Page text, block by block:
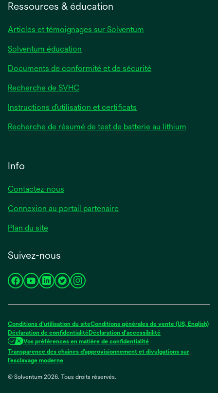
onglet
Ressources & éducation
Articles et témoignages sur Solventum
Solventum éducation
Documents de conformité et de sécurité
Recherche de SVHC
Instructions d’utilisation et certificats
Recherche de résumé de test de batterie au lithium
Info
Contactez-nous
Connexion au portail partenaire
Plan du site
Suivez-nous
s’ouvre
nouvel
onglet
s’ouvre
nouvel
onglet
s’ouvre
nouvel
onglet
s’ouvre
nouvel
onglet
s’ouvre
nouvel
onglet
Conditions d’utilisation du siteConditions générales de vente (US, English)
Déclaration de confidentialitéDéclaration d'accessibilité
Vos préférences en matière de confidentialité
Transparence des chaînes d’approvisionnement et divulgations sur
l’esclavage modernes’ouvre
un
© Solventum 2026. Tous droits réservés.